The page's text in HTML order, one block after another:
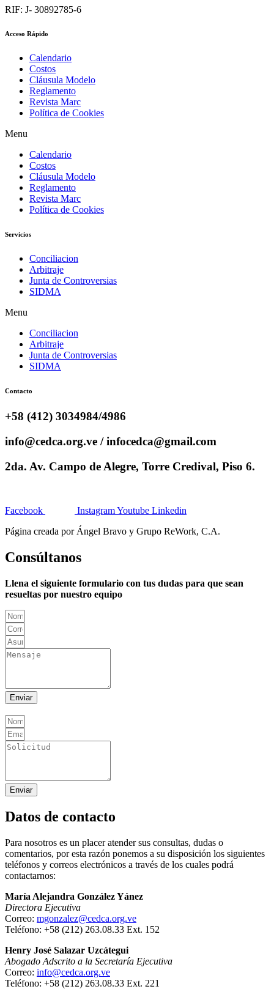
RIF: J- 30892785-6
Acceso Rápido
Calendario
Costos
Cláusula Modelo
Reglamento
Revista Marc
Política de Cookies
Menu
Calendario
Costos
Cláusula Modelo
Reglamento
Revista Marc
Política de Cookies
Servicios
Conciliacion
Arbitraje
Junta de Controversias
SIDMA
Menu
Conciliacion
Arbitraje
Junta de Controversias
SIDMA
Contacto
+58 (412) 3034984/4986
info@cedca.org.ve / infocedca@gmail.com
2da. Av. Campo de Alegre, Torre Credival, Piso 6.
Facebook InstagramYoutube Linkedin
Página creada por Ángel Bravo y Grupo ReWork, C.A.
Consúltanos
Llena el siguiente formulario con tus dudas para que sean
resueltas por nuestro equipo
Enviar
Enviar
Datos de contacto
Para nosotros es un placer atender sus consultas, dudas o
comentarios, por esta razón ponemos a su disposición los siguientes
teléfonos y correos electrónicos a través de los cuales podrá
contactarnos:
María Alejandra González Yánez
Directora Ejecutiva
Correo: mgonzalez@cedca.org.ve
Teléfono: +58 (212) 263.08.33 Ext. 152
Henry José Salazar Uzcátegui
Abogado Adscrito a la Secretaría Ejecutiva
Correo: info@cedca.org.ve
Teléfono: +58 (212) 263.08.33 Ext. 221